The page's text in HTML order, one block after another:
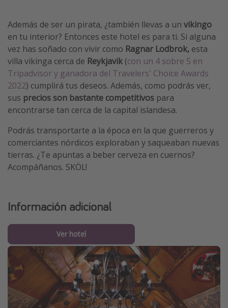
Más temas
Trabajar en el extranjero
Cruceros por el Mediterráneo
Hoteles más hot de España
Guía de equipaje de mano
Parques de atracciones
El Rey León el musical
Harry Potter en Londres y otros destinos
Eventos deportivos
Además de ser un pirata, ¿también llevas a un vikingo
en tu interior? Entonces este hotel es para ti. Si alguna
vez has soñado con vivir como Ragnar Lodbrok, esta
villa vikinga cerca de Reykjavik (con un 4 sobre 5 en
Tripadvisor y ganadora del Travelers' Choice Awards
2022) cumplirá tus deseos. Además, como podrás ver,
sus precios son bastante competitivos para
encontrarse tan cerca de la capital islandesa.
Podrás transportarte a la época en la que guerreros y
comerciantes nórdicos exploraban y saqueaban nuevas
tierras. ¿Te apuntas a beber cerveza en cuernos?
Acompáñanos. SKÖL!
Información adicional
Ver hotel